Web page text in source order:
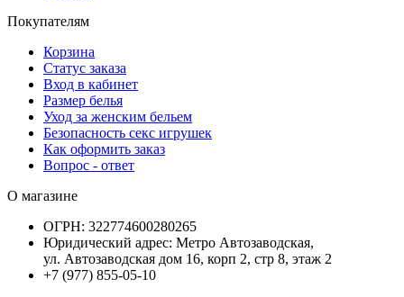
Покупателям
Корзина
Статус заказа
Вход в кабинет
Размер белья
Уход за женским бельем
Безопасность секс игрушек
Как оформить заказ
Вопрос - ответ
О магазине
ОГРН: 322774600280265
Юридический адрес: Метро Автозаводская,
ул. Автозаводская дом 16, корп 2, стр 8, этаж 2
+7 (977) 855-05-10